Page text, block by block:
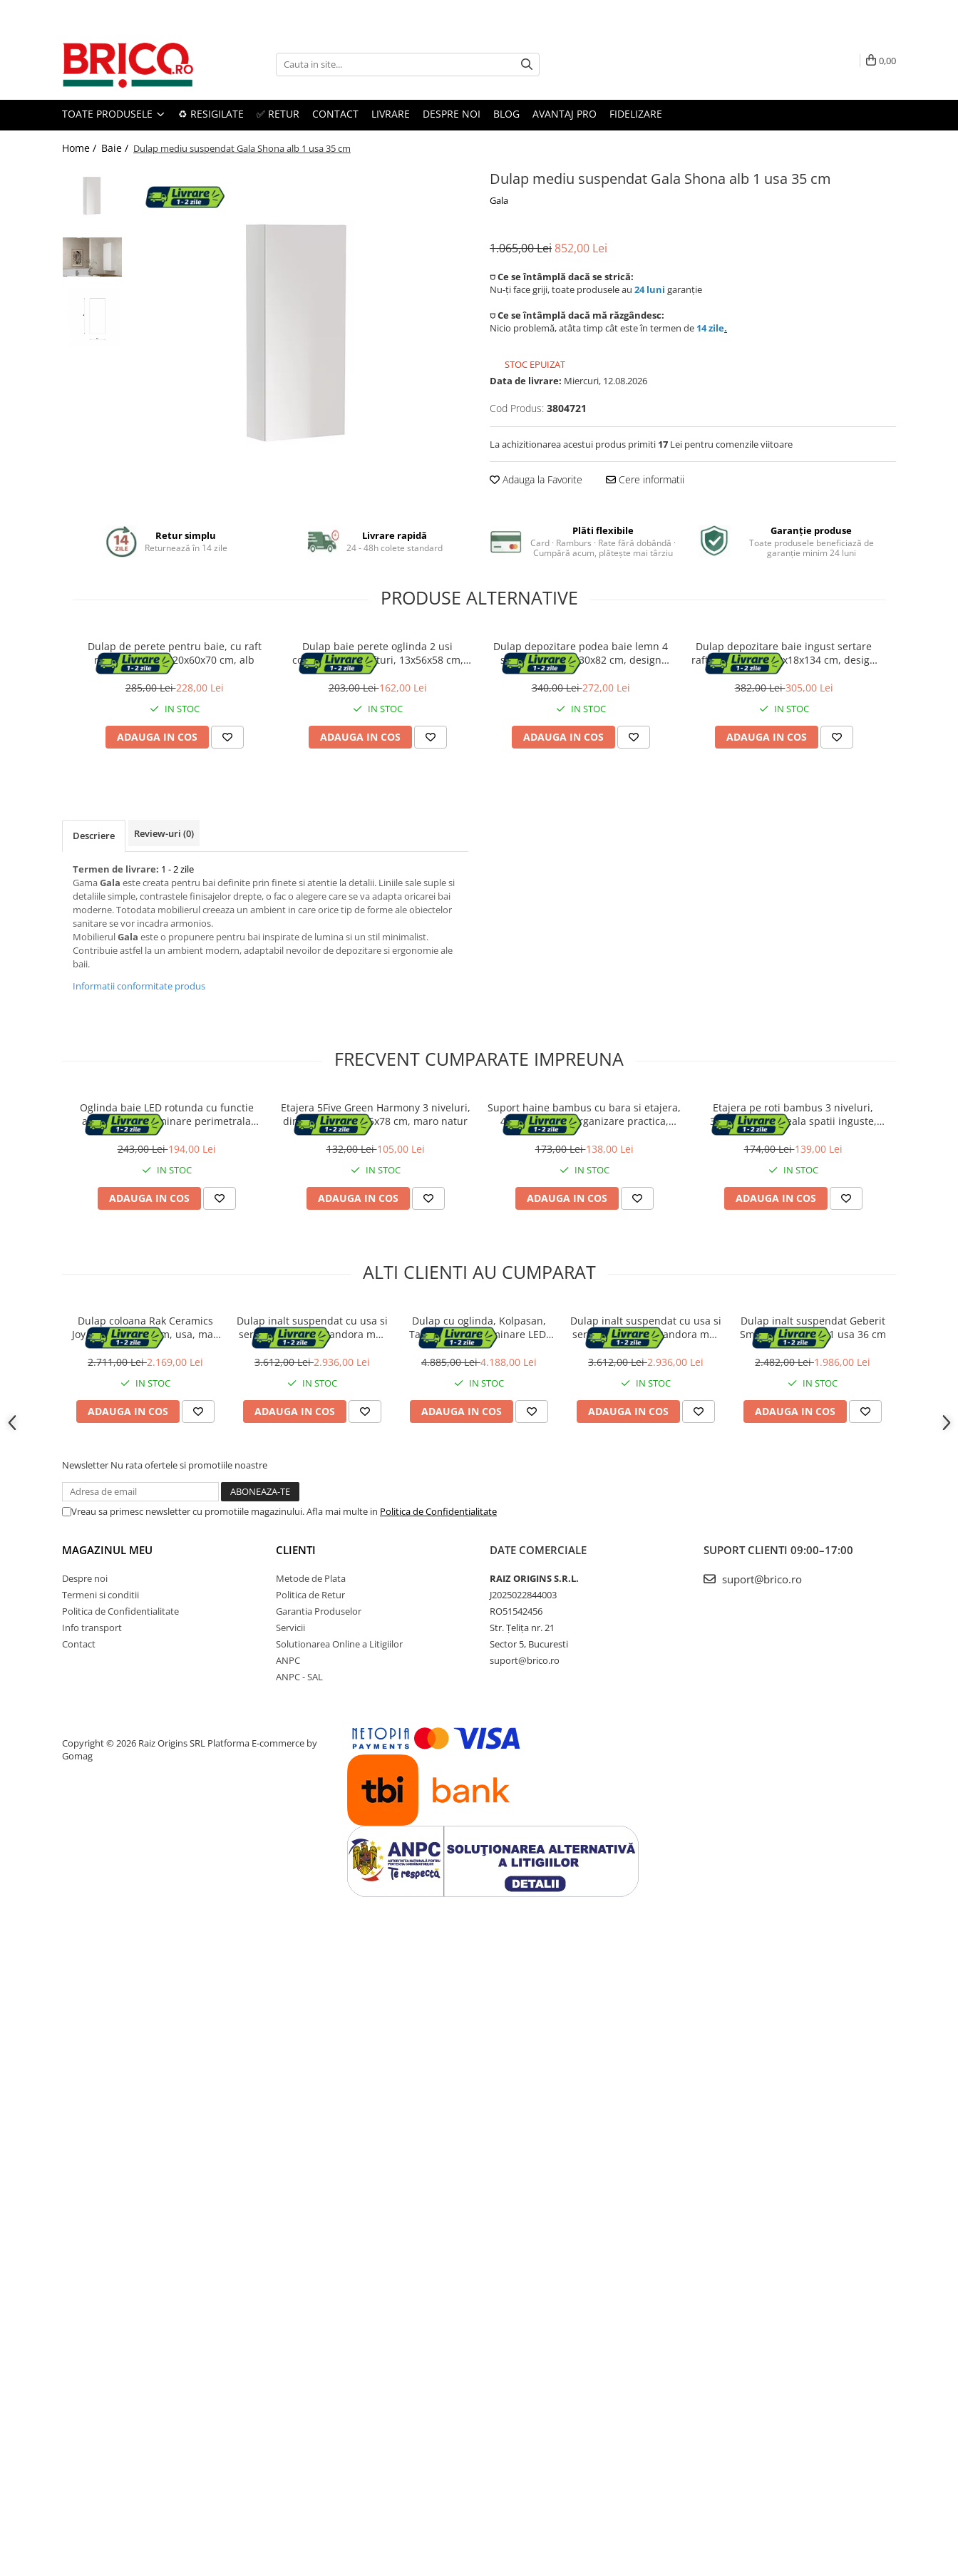
Toate Produsele
Baterii sanitare
Baterii bideu si dus igienic
Accesorii baterii
Ingrijire personala
Perii de par electrice
Aparate de tuns & ras
Cantare corporale
Bucatarie
Dulapuri si rafturi depozitare
Scaune bucatarie & living
Vase & ustensile pentru gatit
0,00
TOATE PRODUSELE ♻️ RESIGILATE ✅ RETUR CONTACT LIVRARE DESPRE NOI BLOG AVANTAJ PRO FIDELIZARE
Home / Baie / Dulap mediu suspendat Gala Shona alb 1 usa 35 cm
Dulap mediu suspendat Gala Shona alb 1 usa 35 cm
Gala
1.065,00 Lei852,00 Lei
⛉ Ce se întâmplă dacă se strică:
Nu-ți face griji, toate produsele au 24 luni garanție
⛉ Ce se întâmplă dacă mă răzgândesc:
Nicio problemă, atâta timp cât este în termen de 14 zile.
STOC EPUIZAT
Data de livrare: Miercuri, 12.08.2026
Cod Produs: 3804721
La achizitionarea acestui produs primiti 17 Lei pentru comenzile viitoare
Adauga la Favorite Cere informatii
Retur simplu
Returnează în 14 zile
Livrare rapidă
24 - 48h colete standard
Plăti flexibile
Card · Ramburs · Rate fără dobândă ·
Cumpără acum, plătește mai târziu
Garanție produse
Toate produsele beneficiază de
garanție minim 24 luni
PRODUSE ALTERNATIVE
Dulap de perete pentru baie, cu raft
reglabil si 2 usi, 20x60x70 cm, alb
285,00 Lei228,00 Lei
IN STOC
ADAUGA IN COS
Dulap baie perete oglinda 2 usi
compartiment rafturi, 13x56x58 cm,
depozitare, alb
203,00 Lei162,00 Lei
IN STOC
ADAUGA IN COS
Dulap depozitare podea baie lemn 4
sertare mdf, 30x30x82 cm, design
compact, alb
340,00 Lei272,00 Lei
IN STOC
ADAUGA IN COS
Dulap depozitare baie ingust sertare
raft reglabil pal, 40x18x134 cm, design
compact, alb
382,00 Lei305,00 Lei
IN STOC
ADAUGA IN COS
Descriere Review-uri (0)
Termen de livrare: 1 - 2 zile
GamaGala este creata pentru bai definite prin finete si atentie la detalii. Liniile sale suple si
detaliile simple, contrastele finisajelor drepte, o fac o alegere care se va adapta oricarei bai
moderne. Totodata mobilierul creeaza un ambient in care orice tip de forme ale obiectelor
sanitare se vor incadra armonios.
MobilierulGala este o propunere pentru bai inspirate de lumina si un stil minimalist.
Contribuie astfel la un ambient modern, adaptabil nevoilor de depozitare si ergonomie ale
baii.
Informatii conformitate produs
FRECVENT CUMPARATE IMPREUNA
Oglinda baie LED rotunda cu functie
anti-aburire, iluminare perimetrala
reglabila cu control tactil, 60 cm
243,00 Lei194,00 Lei
IN STOC
ADAUGA IN COS
Etajera 5Five Green Harmony 3 niveluri,
din bambus, 30x25x78 cm, maro natur
132,00 Lei105,00 Lei
IN STOC
ADAUGA IN COS
Suport haine bambus cu bara si etajera,
44x22x113 cm, organizare practica,
maro
173,00 Lei138,00 Lei
IN STOC
ADAUGA IN COS
Etajera pe roti bambus 3 niveluri,
33x18x89 cm, ideala spatii inguste,
natur
174,00 Lei139,00 Lei
IN STOC
ADAUGA IN COS
ALTI CLIENTI AU CUMPARAT
Dulap coloana Rak Ceramics
Joy, 120 x 30 x 23 cm, usa, mat,
maro, JOYTS120EGY
2.711,00 Lei2.169,00 Lei
IN STOC
ADAUGA IN COS
Dulap inalt suspendat cu usa si
sertare KolpaSan Pandora mdf
alb 130x45 cm
3.612,00 Lei2.936,00 Lei
IN STOC
ADAUGA IN COS
Dulap cu oglinda, Kolpasan,
Tara, cu 4 usi, iluminare LED,
110 cm, craft wood
4.885,00 Lei4.188,00 Lei
IN STOC
ADAUGA IN COS
Dulap inalt suspendat cu usa si
sertare KolpaSan Pandora mdf
negru 130x45 cm
3.612,00 Lei2.936,00 Lei
IN STOC
ADAUGA IN COS
Dulap inalt suspendat Geberit
Smyle Square nuc 1 usa 36 cm
2.482,00 Lei1.986,00 Lei
IN STOC
ADAUGA IN COS
Newsletter Nu rata ofertele si promotiile noastre
Vreau sa primesc newsletter cu promotiile magazinului. Afla mai multe in Politica de Confidentialitate
MAGAZINUL MEU
Despre noi
Termeni si conditii
Politica de Confidentialitate
Info transport
Contact
CLIENTI
Metode de Plata
Politica de Retur
Garantia Produselor
Servicii
Solutionarea Online a Litigiilor
ANPC
ANPC - SAL
DATE COMERCIALE
RAIZ ORIGINS S.R.L.
J2025022844003
RO51542456
Str. Țelița nr. 21
Sector 5, Bucuresti
suport@brico.ro
SUPORT CLIENTI 09:00–17:00
suport@brico.ro
Copyright © 2026 Raiz Origins SRL Platforma E-commerce by
Gomag